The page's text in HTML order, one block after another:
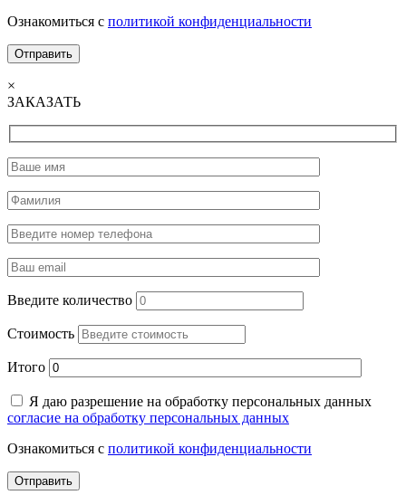
Ознакомиться с политикой конфиденциальности
×
ЗАКАЗАТЬ
Введите количество
Стоимость
Итого
Я даю разрешение на обработку персональных данных
согласие на обработку персональных данных
Ознакомиться с политикой конфиденциальности